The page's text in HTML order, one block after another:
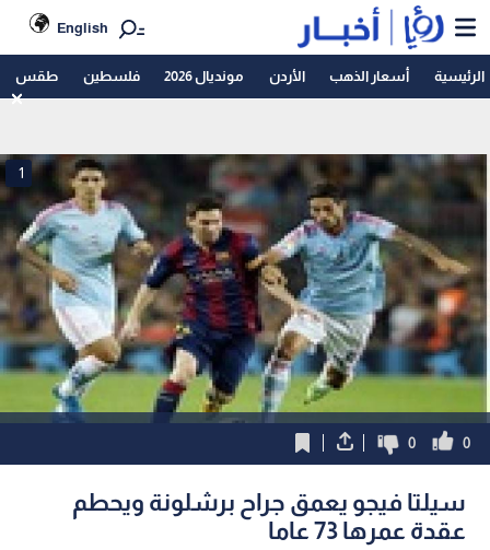
English
الرئيسية أسعار الذهب الأردن مونديال 2026 فلسطين طقس
1
0
0
سيلتا فيجو يعمق جراح برشلونة ويحطم
عقدة عمرها 73 عاما